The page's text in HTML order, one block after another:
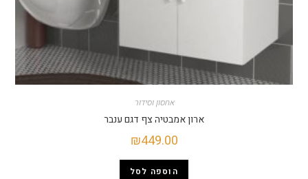
אחסון וסידור
ארון אמבטיה צף דגם ענבר
₪449.00
הוספה לסל